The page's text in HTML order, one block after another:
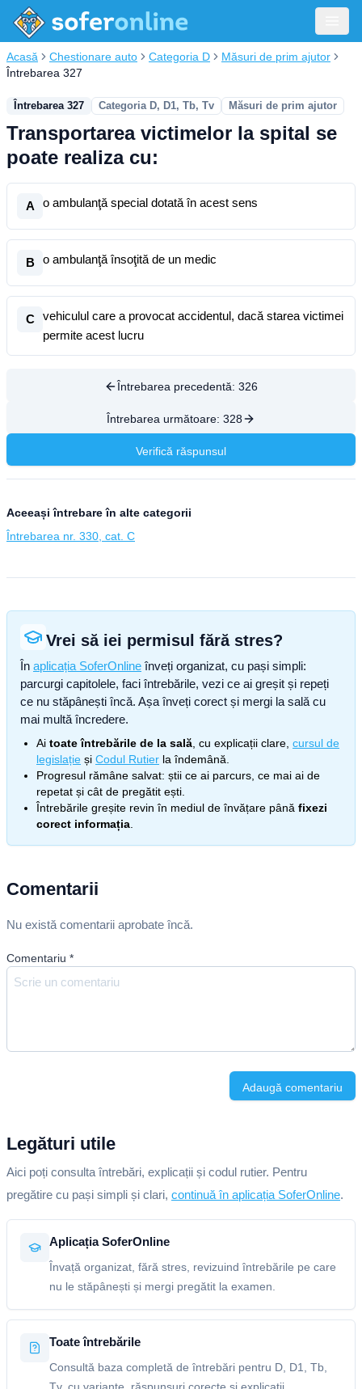
Acasă Chestionare auto Categoria D
Măsuri de prim ajutor
Întrebarea 327
Întrebarea 327 Categoria D, D1, Tb, Tv Măsuri de prim ajutor
Transportarea victimelor la spital se
poate realiza cu:
A o ambulanţă special dotată în acest sens
B o ambulanţă însoţită de un medic
C
vehiculul care a provocat accidentul, dacă starea victimei
permite acest lucru
Întrebarea precedentă: 326
Întrebarea următoare: 328
Verifică răspunsul
Aceeași întrebare în alte categorii
Întrebarea nr. 330, cat. C
Vrei să iei permisul fără stres?
În aplicația SoferOnline înveți organizat, cu pași simpli:
parcurgi capitolele, faci întrebările, vezi ce ai greșit și repeți
ce nu stăpânești încă. Așa înveți corect și mergi la sală cu
mai multă încredere.
Ai toate întrebările de la sală , cu explicații clare, cursul de
legislație și Codul Rutier la îndemână.
Progresul rămâne salvat: știi ce ai parcurs, ce mai ai de
repetat și cât de pregătit ești.
Întrebările greșite revin în mediul de învățare până fixezi
corect informația
Comentarii
Nu există comentarii aprobate încă.
Comentariu *
Adaugă comentariu
Legături utile
Aici poți consulta întrebări, explicații și codul rutier. Pentru
pregătire cu pași simpli și clari, continuă în aplicația SoferOnline.
Aplicația SoferOnline
Învață organizat, fără stres, revizuind întrebările pe care
nu le stăpânești și mergi pregătit la examen.
Toate întrebările
Consultă baza completă de întrebări pentru D, D1, Tb,